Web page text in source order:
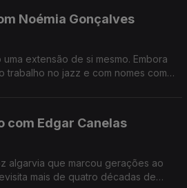
Noémia Gonçalves
extensão de si mesmo. Embora
com Edgar Canelas
algarvia que marcou gerações ao
mais de quatro décadas de